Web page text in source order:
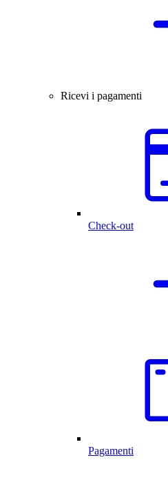
Ricevi i pagamenti
Check-out
Pagamenti